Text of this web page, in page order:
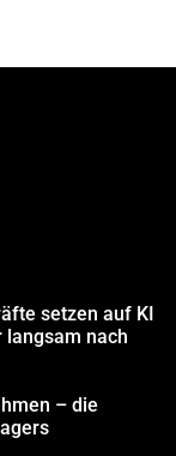
setzen auf KI
nach
– die